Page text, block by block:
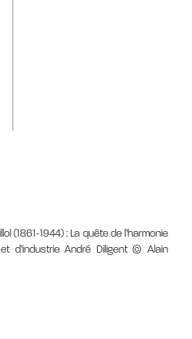
(1861-1944) : La quête de l’harmonie
d’industrie André Diligent © Alain